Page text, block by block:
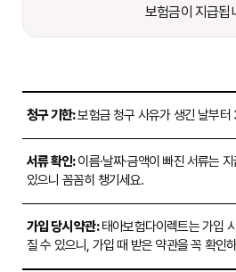
보험금이 지급됩
청구 기한:보험금 청구 사유가 생긴 날부터
서류 확인:이름·날짜·금액이 빠진 서류는
있으니 꼼꼼히 챙기세요.
가입 당시 약관:태아보험다이렉트는 가입
질 수 있으니, 가입 때 받은 약관을 꼭 확인